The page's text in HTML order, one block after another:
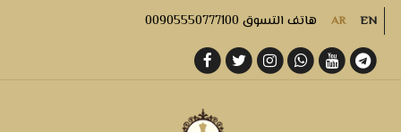
AR EN هاتف التسوق 00905550777100